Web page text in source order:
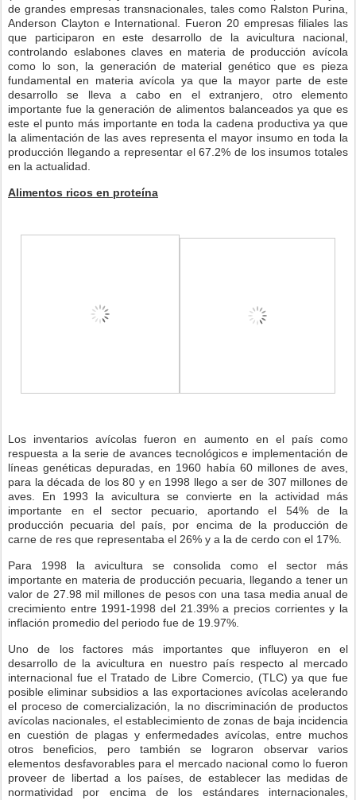
de grandes empresas transnacionales, tales como Ralston Purina,
Anderson Clayton e International. Fueron 20 empresas filiales las
que participaron en este desarrollo de la avicultura nacional,
controlando eslabones claves en materia de producción avícola
como lo son, la generación de material genético que es pieza
fundamental en materia avícola ya que la mayor parte de este
desarrollo se lleva a cabo en el extranjero, otro elemento
importante fue la generación de alimentos balanceados ya que es
este el punto más importante en toda la cadena productiva ya que
la alimentación de las aves representa el mayor insumo en toda la
producción llegando a representar el 67.2% de los insumos totales
en la actualidad.
Alimentos ricos en proteína
Los inventarios avícolas fueron en aumento en el país como
respuesta a la serie de avances tecnológicos e implementación de
líneas genéticas depuradas, en 1960 había 60 millones de aves,
para la década de los 80 y en 1998 llego a ser de 307 millones de
aves. En 1993 la avicultura se convierte en la actividad más
importante en el sector pecuario, aportando el 54% de la
producción pecuaria del país, por encima de la producción de
carne de res que representaba el 26% y a la de cerdo con el 17%.
Para 1998 la avicultura se consolida como el sector más
importante en materia de producción pecuaria, llegando a tener un
valor de 27.98 mil millones de pesos con una tasa media anual de
crecimiento entre 1991-1998 del 21.39% a precios corrientes y la
inflación promedio del periodo fue de 19.97%.
Uno de los factores más importantes que influyeron en el
desarrollo de la avicultura en nuestro país respecto al mercado
internacional fue el Tratado de Libre Comercio, (TLC) ya que fue
posible eliminar subsidios a las exportaciones avícolas acelerando
el proceso de comercialización, la no discriminación de productos
avícolas nacionales, el establecimiento de zonas de baja incidencia
en cuestión de plagas y enfermedades avícolas, entre muchos
otros beneficios, pero también se lograron observar varios
elementos desfavorables para el mercado nacional como lo fueron
proveer de libertad a los países, de establecer las medidas de
normatividad por encima de los estándares internacionales,